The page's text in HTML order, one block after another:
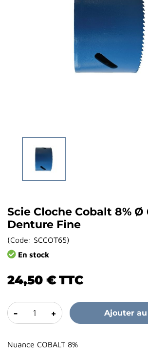
Scie Cloche Cobalt 8% Ø
Denture Fine
(Code: SCCOT65)
En stock
24,50 €TTC
- + Ajouter
Nuance COBALT 8%